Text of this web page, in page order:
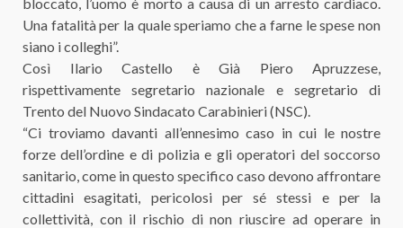
Una fatalità per la quale speriamo che a farne le spese non
siano i colleghi”.
Così Ilario Castello è Già Piero Apruzzese,
rispettivamente segretario nazionale e segretario di
Trento del Nuovo Sindacato Carabinieri (NSC).
“Ci troviamo davanti all’ennesimo caso in cui le nostre
forze dell’ordine e di polizia e gli operatori del soccorso
sanitario, come in questo specifico caso devono affrontare
cittadini esagitati, pericolosi per sé stessi e per la
collettività, con il rischio di non riuscire ad operare in